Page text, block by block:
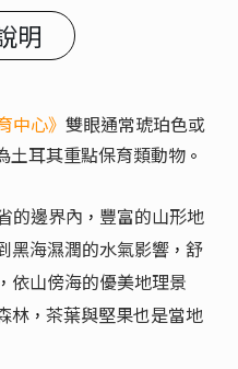
明
中心》 雙眼通常琥珀色或
土耳其重點保育類動物。
的邊界內 ， 豐富的山形地
黑海濕潤的水氣影響， 舒
依山傍海的優美地理景
林， 茶葉與堅果也是當地